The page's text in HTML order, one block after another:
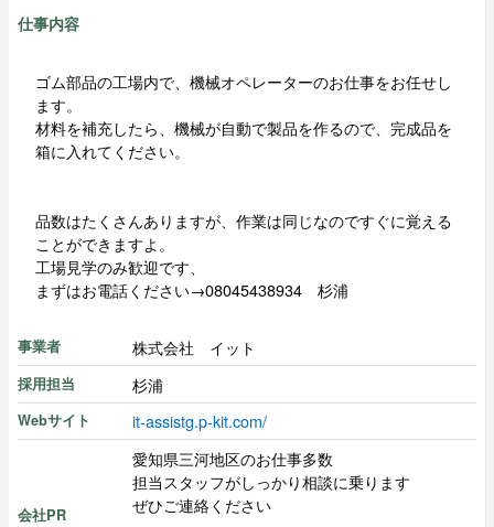
仕事内容
ゴム部品の工場内で、機械オペレーターのお仕事をお任せし
ます。
材料を補充したら、機械が自動で製品を作るので、完成品を
箱に入れてください。
品数はたくさんありますが、作業は同じなのですぐに覚える
ことができますよ。
工場見学のみ歓迎です、
まずはお電話ください→08045438934 杉浦
事業者 株式会社 イット
採用担当 杉浦
Webサイト it-assistg.p-kit.com/
会社PR
愛知県三河地区のお仕事多数
担当スタッフがしっかり相談に乗ります
ぜひご連絡ください